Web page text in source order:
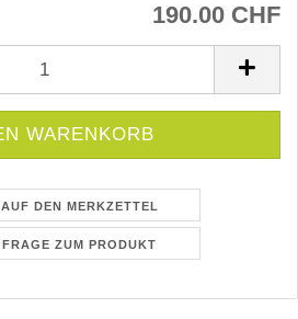
190.00 CHF
AUF DEN MERKZETTEL
FRAGE ZUM PRODUKT